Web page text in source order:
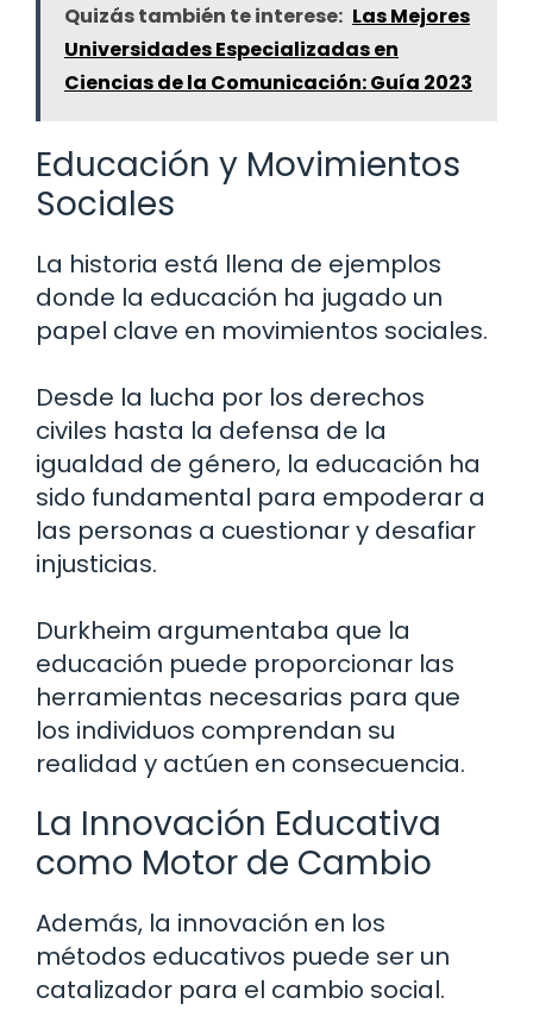
Quizás también te interese: Las Mejores
Universidades Especializadas en
Ciencias de la Comunicación: Guía 2023
Educación y Movimientos
Sociales
La historia está llena de ejemplos
donde la educación ha jugado un
papel clave en movimientos sociales.
Desde la lucha por los derechos
civiles hasta la defensa de la
igualdad de género, la educación ha
sido fundamental para empoderar a
las personas a cuestionar y desafiar
injusticias.
Durkheim argumentaba que la
educación puede proporcionar las
herramientas necesarias para que
los individuos comprendan su
realidad y actúen en consecuencia.
La Innovación Educativa
como Motor de Cambio
Además, la innovación en los
métodos educativos puede ser un
catalizador para el cambio social.